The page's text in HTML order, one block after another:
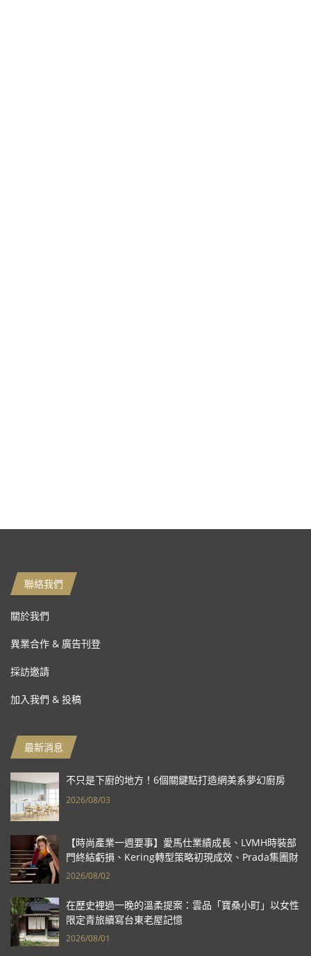
聯絡我們
關於我們
異業合作 & 廣告刊登
採訪邀請
加入我們 & 投稿
最新消息
不只是下廚的地方！6個關鍵點打造網美系夢幻廚房
2026/08/03
【時尚產業一週要事】愛馬仕業績成長、LVMH時裝部
門終結虧損、Kering轉型策略初現成效、Prada集團財
報亮眼
2026/08/02
在歷史裡過一晚的溫柔提案：雲品「寶桑小町」以女性
限定青旅續寫台東老屋記憶
2026/08/01